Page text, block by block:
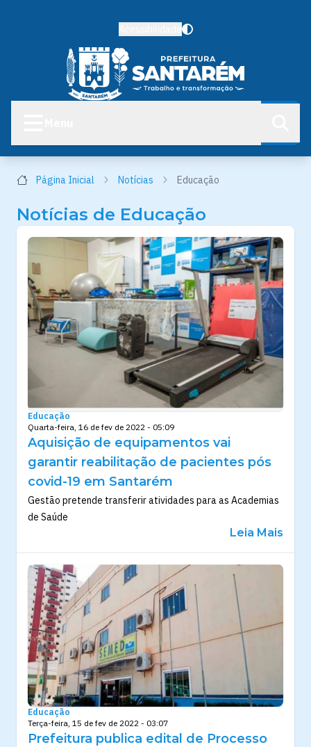
Página Inicial Notícias Educação
Notícias de Educação
Educação
Quarta-feira, 16 de fev de 2022 - 05:09
Aquisição de equipamentos vai
garantir reabilitação de pacientes pós
covid-19 em Santarém
Gestão pretende transferir atividades para as Academias
de Saúde
Leia Mais
Educação
Terça-feira, 15 de fev de 2022 - 03:07
Prefeitura publica edital de Processo